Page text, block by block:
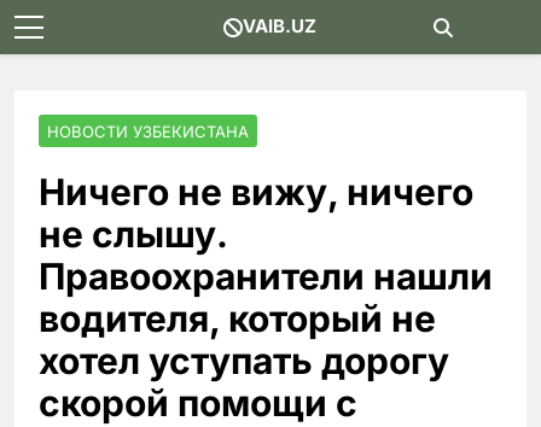
Skip
to
VAIB.UZ
НОВОСТИ УЗБЕКИСТАНА
Ничего не вижу, ничего
не слышу.
Правоохранители нашли
водителя, который не
хотел уступать дорогу
скорой помощи с